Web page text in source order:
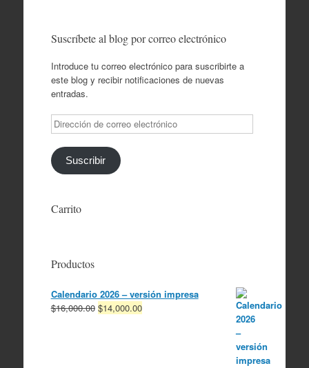
Suscríbete al blog por correo electrónico
Introduce tu correo electrónico para suscribirte a
este blog y recibir notificaciones de nuevas
entradas.
Dirección
de
correo
electrónico
Suscribir
Carrito
Productos
Calendario 2026 – versión impresa
$16,000.00 El
$14,000.00El